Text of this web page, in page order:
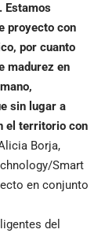
Estamos
proyecto con
por cuanto
madurez en
sin lugar a
el territorio con
Borja,
Smart
en conjunto
del